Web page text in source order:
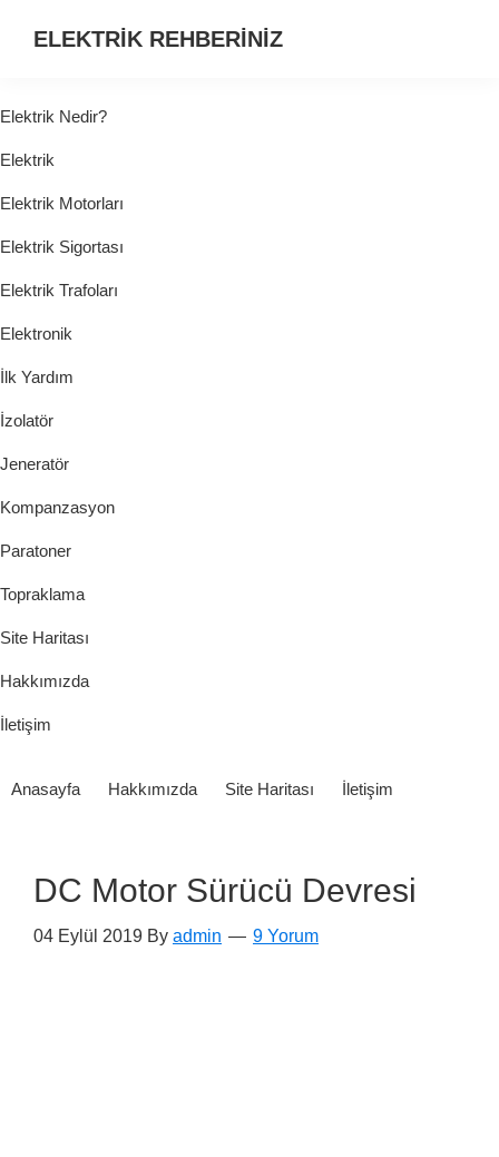
ELEKTRİK REHBERİNİZ
HER
ŞEY...
Elektrik Nedir?
Elektrik
Elektrik Motorları
Elektrik Sigortası
Elektrik Trafoları
Elektronik
İlk Yardım
İzolatör
Jeneratör
Kompanzasyon
Paratoner
Topraklama
Site Haritası
Hakkımızda
İletişim
Anasayfa Hakkımızda Site Haritası İletişim
DC Motor Sürücü Devresi
04 Eylül 2019 By admin 9 Yorum